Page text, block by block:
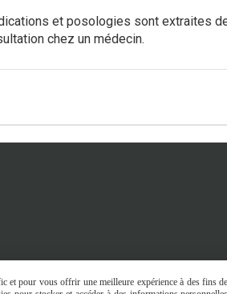
et posologies sont extraites
chez un médecin.
et pour vous offrir une meilleure expérience à des fins de